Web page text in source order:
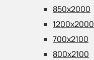
850х2000
1200х2000
700х2100
800х2100